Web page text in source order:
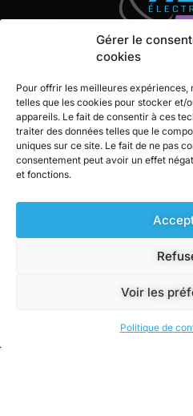
Gérer le
cookies
Pour offrir les meilleures expériences,
telles que les cookies pour stocker et/
appareils. Le fait de consentir à ces
traiter des données telles que le
uniques sur ce site. Le fait de ne pas
consentement peut avoir un effet
et fonctions.
Voir les
Politique de
ZA Berlanne, 28
Copyright © 2024 ABE,
Réalisé par